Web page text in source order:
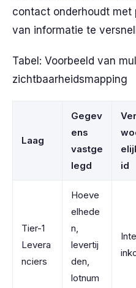
contact onderhoudt met
van informatie te
Tabel: Voorbeeld van
zichtbaarheidsmapping
Laag
Gegev
ens
vastge
legd
id
Tier-1
Levera
nciers
Hoeve
elhede
n,
levertij
den,
lotnum